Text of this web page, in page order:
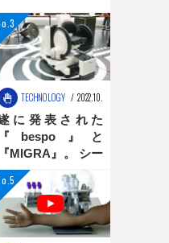
TECHNOLOGY 2022.10.31
に発表された
『bespo』と
『MIGRA』。 シー
ィングポジショ
の最適化は、新
代へ